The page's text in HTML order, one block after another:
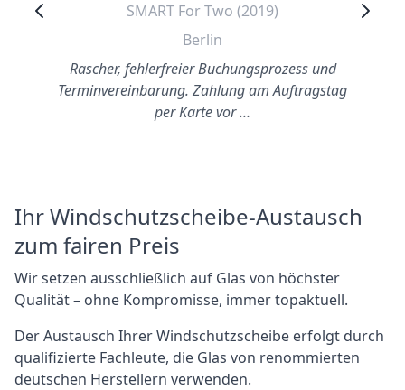
SMART For Two (2019)
Berlin
Rascher, fehlerfreier Buchungsprozess und
Terminvereinbarung. Zahlung am Auftragstag
per Karte vor …
Ihr Windschutzscheibe-Austausch
zum fairen Preis
Wir setzen ausschließlich auf Glas von höchster
Qualität – ohne Kompromisse, immer topaktuell.
Der Austausch Ihrer Windschutzscheibe erfolgt durch
qualifizierte Fachleute, die Glas von renommierten
deutschen Herstellern verwenden.